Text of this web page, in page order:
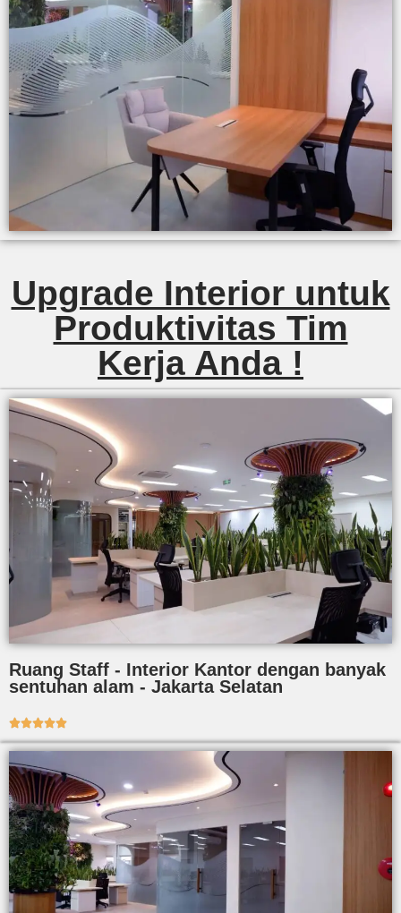
Upgrade Interior untuk
Produktivitas Tim
Kerja Anda !
Ruang Staff - Interior Kantor dengan banyak
sentuhan alam - Jakarta Selatan
